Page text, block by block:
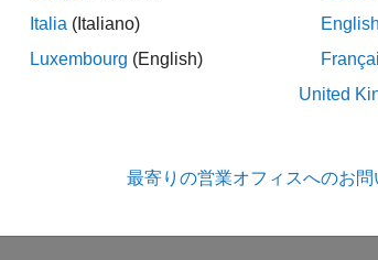
Italia (Italiano)
Luxembourg (English)
English
United
最寄りの営業オフィスへのお問